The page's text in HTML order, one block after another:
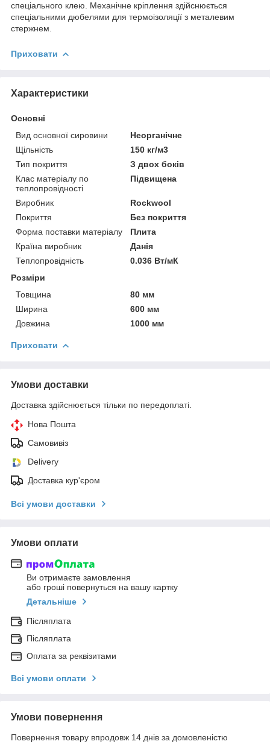
спеціального клею. Механічне кріплення здійснюється
спеціальними дюбелями для термоізоляції з металевим
стержнем.
Приховати
Характеристики
Основні
Вид основної сировини
Неорганічне
Щільність
150 кг/м3
Тип покриття
З двох боків
Клас матеріалу по
теплопровідності
Підвищена
Виробник
Rockwool
Покриття
Без покриття
Форма поставки матеріалу
Плита
Країна виробник
Данія
Теплопровідність
0.036 Вт/мК
Розміри
Товщина
80 мм
Ширина
600 мм
Довжина
1000 мм
Приховати
Умови доставки
Доставка здійснюється тільки по передоплаті.
Нова Пошта
Самовивіз
Delivery
Доставка кур'єром
Всі умови доставки
Умови оплати
Ви отримаєте замовлення
або гроші повернуться на вашу картку
Детальніше
Післяплата
Післяплата
Оплата за реквізитами
Всі умови оплати
Умови повернення
Повернення товару впродовж 14 днів за домовленістю